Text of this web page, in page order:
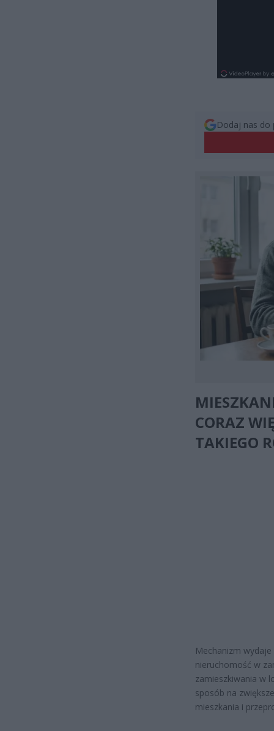
Dodaj nas do
CORAZ
TAKIEGO
Mechanizm
nieruchomość w
zamieszkiwania w
sposób na
mieszkania i